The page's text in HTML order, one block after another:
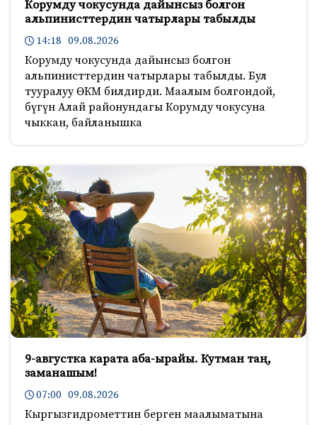
Корумду чокусунда дайынсыз болгон
альпинисттердин чатырлары табылды
14:18 09.08.2026
Корумду чокусунда дайынсыз болгон
альпинисттердин чатырлары табылды. Бул
тууралуу ӨКМ билдирди. Маалым болгондой,
бүгүн Алай районундагы Корумду чокусуна
чыккан, байланышка
9-августка карата аба-ырайы. Кутман таң,
заманашым!
07:00 09.08.2026
Кыргызгидрометтин берген маалыматына